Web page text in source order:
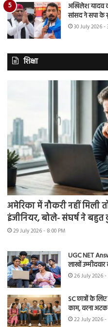
अखिलेश यादव
सांसद ने सपा के
30 July 2026 -
शिक्षा
अमेरिका में नौकरी नहीं मिली
इंजीनियर, बोले- संघर्ष ने
29 July 2026 - 8:00 PM
UGC NET
लाखों
26 July 2026 -
SC छात्रों के
काम, वरना
22 July 2026 -